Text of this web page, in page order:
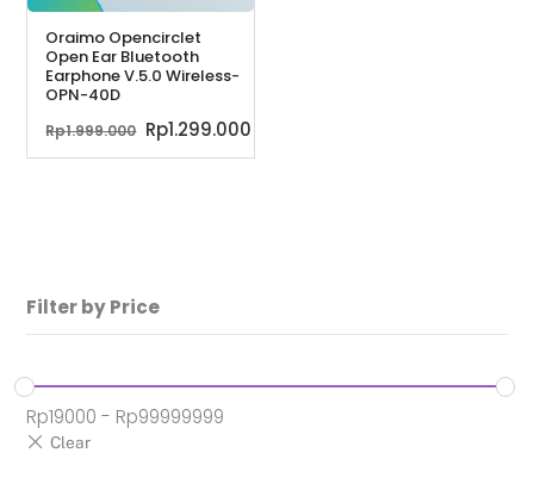
Oraimo Opencirclet
Open Ear Bluetooth
Earphone V.5.0 Wireless-
OPN-40D
Rp1.999.000 Harga
aslinya
Rp1.299.000
saat
Filter by Price
Rp19000 - Rp99999999